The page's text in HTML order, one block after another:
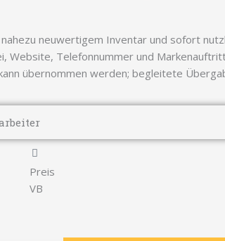
neuwertigem Inventar und sofort
Telefonnummer und
übernommen werden; begleitete
Preis
VB